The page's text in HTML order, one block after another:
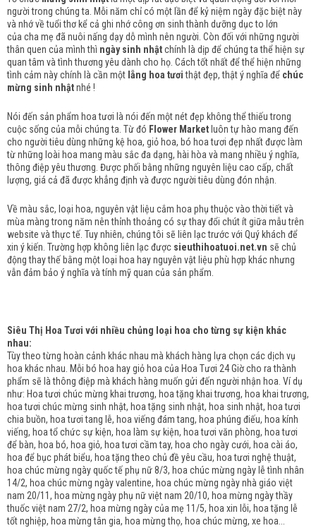
người trong chúng ta. Mỗi năm chỉ có một lần để kỷ niệm ngày đặc biệt này
và nhớ về tuổi thơ kể cả ghi nhớ công ơn sinh thành dưỡng dục to lớn
của cha mẹ đã nuôi nấng dạy dỗ mình nên người. Còn đối với những người
thân quen của mình thì ngày sinh nhậtchính là dịp để chúng ta thể hiện sự
quan tâm và tình thương yêu dành cho họ. Cách tốt nhất để thể hiện những
tình cảm này chính là cần một lẵng hoa tươithật đẹp, thật ý nghĩa để chúc
mừng sinh nhậtnhé !
Nói đến sản phẩm hoa tươi là nói đến một nét đẹp không thể thiếu trong
cuộc sống của mỗi chúng ta. Từ đó Flower Market luôn tự hào mang đến
cho người tiêu dùng những kệ hoa, giỏ hoa, bó hoa tươi đẹp nhất được làm
từ những loài hoa mang màu sắc đa dạng, hài hòa và mang nhiều ý nghĩa,
thông điệp yêu thương. Được phối bằng những nguyên liệu cao cấp, chất
lượng, giá cả đã được khẳng định và được người tiêu dùng đón nhận.
Về màu sắc, loại hoa, nguyên vật liệu cắm hoa phụ thuộc vào thời tiết và
mùa màng trong năm nên thỉnh thoảng có sự thay đổi chút ít giữa mẫu trên
website và thực tế. Tuy nhiên, chúng tôi sẽ liên lạc trước với Quý khách để
xin ý kiến. Trường hợp không liên lạc được sieuthihoatuoi.net.vn sẽ chủ
động thay thế bằng một loại hoa hay nguyên vật liệu phù hợp khác nhưng
vẫn đảm bảo ý nghĩa và tính mỹ quan của sản phẩm.
Siêu Thị Hoa Tươi với nhiều chủng loại hoa cho từng sự kiện khác
nhau:
Tùy theo từng hoàn cảnh khác nhau mà khách hàng lựa chọn các dịch vụ
hoa khác nhau. Mỗi bó hoa hay giỏ hoa của Hoa Tươi 24 Giờ cho ra thành
phẩm sẽ là thông điệp mà khách hàng muốn gửi đến người nhận hoa. Ví dụ
như: Hoa tươi chúc mừng khai trương, hoa tặng khai trương, hoa khai trương,
hoa tươi chúc mừng sinh nhật, hoa tặng sinh nhật, hoa sinh nhật, hoa tươi
chia buồn, hoa tươi tang lễ, hoa viếng đám tang, hoa phúng điếu, hoa kính
viếng, hoa tổ chức sự kiện, hoa làm sự kiện, hoa tươi văn phòng, hoa tươi
để bàn, hoa bó, hoa giỏ, hoa tươi cầm tay, hoa cho ngày cưới, hoa cài áo,
hoa để bục phát biểu, hoa tặng theo chủ đề yêu cầu, hoa tươi nghệ thuật,
hoa chúc mừng ngày quốc tế phụ nữ 8/3, hoa chúc mừng ngày lễ tình nhân
14/2, hoa chúc mừng ngày valentine, hoa chúc mừng ngày nhà giáo việt
nam 20/11, hoa mừng ngày phụ nữ việt nam 20/10, hoa mừng ngày thầy
thuốc việt nam 27/2, hoa mừng ngày của mẹ 11/5, hoa xin lỗi, hoa tặng lễ
tốt nghiệp, hoa mừng tân gia, hoa mừng thọ, hoa chúc mừng, xe hoa...